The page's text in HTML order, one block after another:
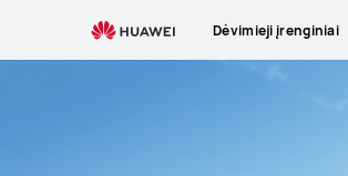
Dėvimieji įrenginiai